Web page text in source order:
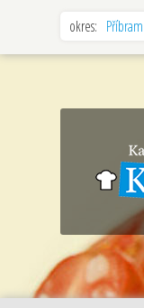
okres: Příbram